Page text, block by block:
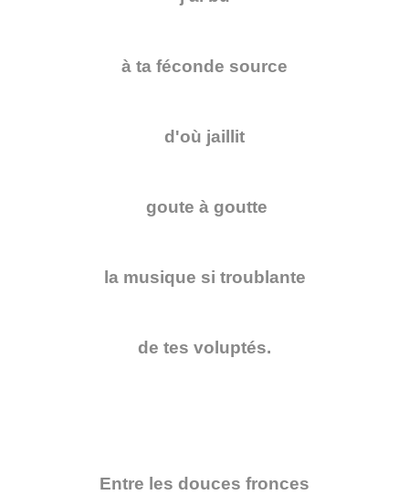
à ta féconde source
d'où jaillit
goute à goutte
la musique si troublante
de tes voluptés.
Entre les douces fronces